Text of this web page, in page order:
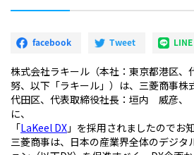
株式会社ラキール（本社：東京都港区
努、以下「ラキール」）は、三菱商事株
代田区、代表取締役社長：垣内 威彦、
に、
「LaKeel DX 」を採用されましたのでお
三菱商事は、日本の産業界全体のデジタ